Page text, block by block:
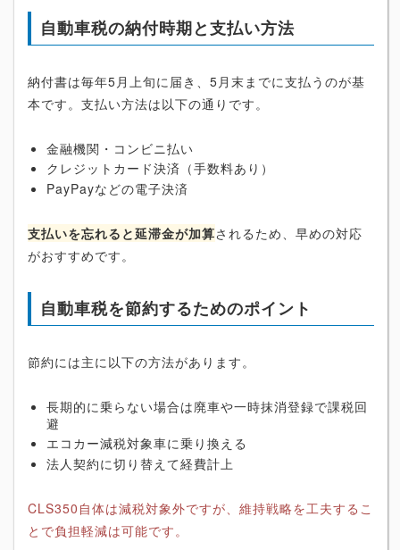
自動車税の納付時期と支払い方法
納付書は毎年5月上旬に届き、5月末までに支払うのが基
本です。支払い方法は以下の通りです。
金融機関・コンビニ払い
クレジットカード決済（手数料あり）
PayPayなどの電子決済
支払いを忘れると延滞金が加算されるため、早めの対応
がおすすめです。
自動車税を節約するためのポイント
節約には主に以下の方法があります。
長期的に乗らない場合は廃車や一時抹消登録で課税回
避
エコカー減税対象車に乗り換える
法人契約に切り替えて経費計上
CLS350自体は減税対象外ですが、維持戦略を工夫するこ
とで負担軽減は可能です。